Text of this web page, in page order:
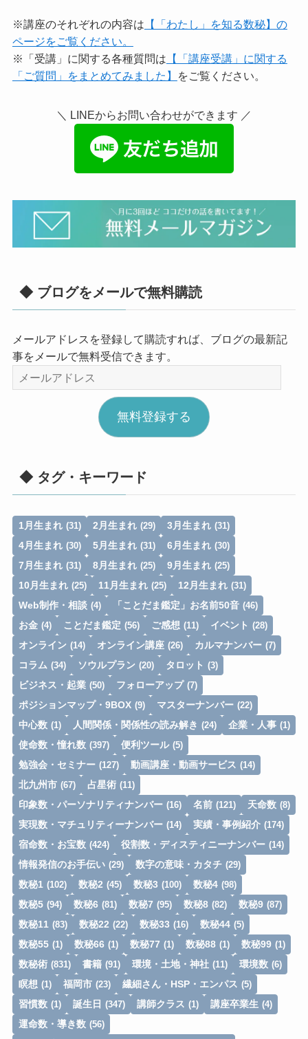
※講座のそれぞれの内容は 【「わたし」を知る数秘】の
ページをご覧ください。
※「受講」に関する各種質問は 【「講座受講」に関する
「ご質問」をまとめてみました】
をご覧ください。
＼ LINEからお問い合わせができます ／
◆ ブログをメールで無料購読
メールアドレスを登録して購読すれば、ブログの最新記
事をメールで無料受信できます。
ー
ス
無料登録する
◆ タグ・キーワード
1月生まれ (31) 2月生まれ (29) 3月生まれ (31)
4月生まれ (30) 5月生まれ (31) 6月生まれ (30)
7月生まれ (31) 8月生まれ (25) 9月生まれ (25)
10月生まれ (25) 11月生まれ (25) 12月生まれ (31)
Web制作・相談 (4) 「ことだま鑑定」お名前50音 (46)
お金 (4) ことだま鑑定 (56) ご感想 (11) イベント (28)
オンライン (14) オンライン講座 (26) カルマナンバー (7)
コラム (34) ソウルプラン (20) タロット (3)
ビジネス・起業 (50) フォローアップ(7)
ポジションマップ・9BOX (9) マスターナンバー (22)
中心数 (1) 人間関係・関係性の読み解き (24) 企業・人事 (1)
使命数・憧れ数 (397) 便利ツール(5)
勉強会・セミナー (127) 動画講座・動画サービス (14)
北九州市 (67) 占星術 (11)
印象数・パーソナリティナンバー (16) 名前 (121) 天命数 (8)
実現数・マチュリティーナンバー (14) 実績・事例紹介 (174)
宿命数・お宝数 (424) 役割数・ディスティニーナンバー (14)
情報発信のお手伝い (29) 数字の意味・カタチ (29)
数秘1 (102) 数秘2 (45) 数秘3 (100) 数秘4 (98)
数秘5 (94) 数秘6 (81) 数秘7 (95) 数秘8 (82) 数秘9 (87)
数秘11 (83) 数秘22 (22) 数秘33 (16) 数秘44 (5)
数秘55 (1) 数秘66 (1) 数秘77 (1) 数秘88 (1) 数秘99 (1)
数秘術 (831) 書籍 (91) 環境・土地・神社 (11) 環境数 (6)
瞑想 (1) 福岡市 (23) 繊細さん・HSP・エンパス (5)
習慣数 (1) 誕生日 (347) 講師クラス (1) 講座卒業生 (4)
運命数・導き数 (56)